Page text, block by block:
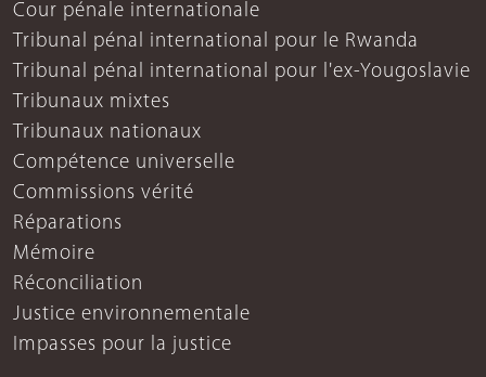
Cour pénale internationale
Tribunal pénal international pour le Rwanda
Tribunal pénal international pour l'ex-Yougoslavie
Tribunaux mixtes
Tribunaux nationaux
Compétence universelle
Commissions vérité
Réparations
Mémoire
Réconciliation
Justice environnementale
Impasses pour la justice